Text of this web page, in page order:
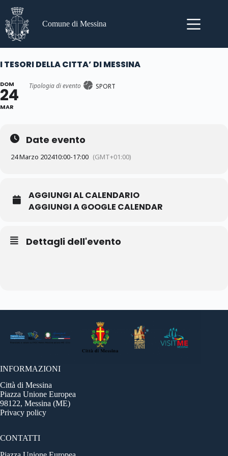
contenuto
Comune di Messina
I TESORI DELLA CITTA’ DI MESSINA
DOM
24
MAR
Tipologia di evento SPORT
Date evento
24 Marzo 202410:00-17:00 (GMT+01:00)
AGGIUNGI AL CALENDARIO
AGGIUNGI A GOOGLE CALENDAR
Dettagli dell'evento
INFORMAZIONI
Città di Messina
Piazza Unione Europea
98122, Messina (ME)
Privacy policy
CONTATTI